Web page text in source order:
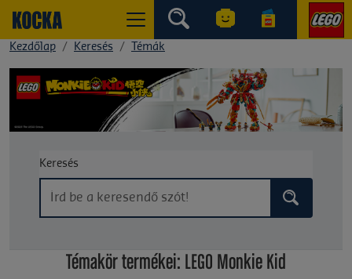
Kezdőlap Keresés Témák
Keresés
Témakör termékei: LEGO Monkie Kid